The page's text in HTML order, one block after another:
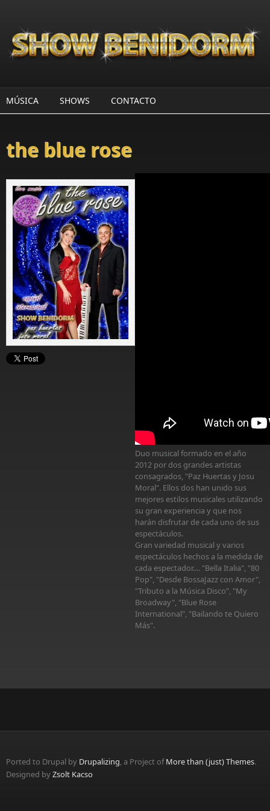
MÚSICA SHOWS CONTACTO
the blue rose
Duo musical formado en el año
2012 por dos grandes artistas
consagrados, "Paz Huertas y Josu
Moral". Ellos dos han unido sus
mejores estilos musicales utilizando
su gran experiencia y que nos
harán disfrutar de cada uno de sus
espectáculos.
Gran variedad musical y varios
espectáculos hechos a la medida de
cada espectador.... "Bella Italia", "80
Pop", "Desde BossaJazz con Amor",
"Tributo a la Música Disco", "My
Broadway", "Blue Rose
International", "Bailando te Quiero
Más".
Ported to Drupal by Drupalizing, a Project ofMore than (just) Themes.
Designed byZsolt Kacso